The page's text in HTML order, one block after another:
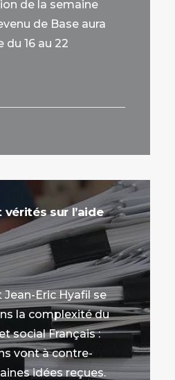
de la semaine
de Base aura
du 16 au 22
sur l’aide
Eric Hyafil se
la complexité du
social Français :
vont à contre-
idées reçues.